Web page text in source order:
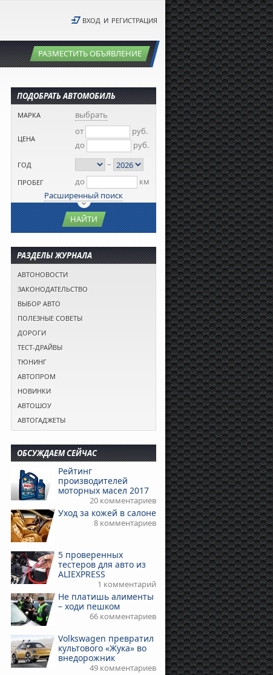
ВХОД И РЕГИСТРАЦИЯ
РАЗМЕСТИТЬ ОБЪЯВЛЕНИЕ
ПОДОБРАТЬ АВТОМОБИЛЬ
МАРКА выбрать
ЦЕНА
от
руб.
до
руб.
ГОД –
ПРОБЕГ до
км
Расширенный поиск
НАЙТИ
РАЗДЕЛЫ ЖУРНАЛА
АВТОНОВОСТИ
ЗАКОНОДАТЕЛЬСТВО
ВЫБОР АВТО
ПОЛЕЗНЫЕ СОВЕТЫ
ДОРОГИ
ТЕСТ-ДРАЙВЫ
ТЮНИНГ
АВТОПРОМ
НОВИНКИ
АВТОШОУ
АВТОГАДЖЕТЫ
ОБСУЖДАЕМ СЕЙЧАС
Рейтинг
производителей
моторных масел 2017
20 комментариев
Уход за кожей в салоне
8 комментариев
5 проверенных
тестеров для авто из
ALIEXPRESS
1 комментарий
Не платишь алименты
– ходи пешком
66 комментариев
Volkswagen превратил
культового «Жука» во
внедорожник
49 комментариев